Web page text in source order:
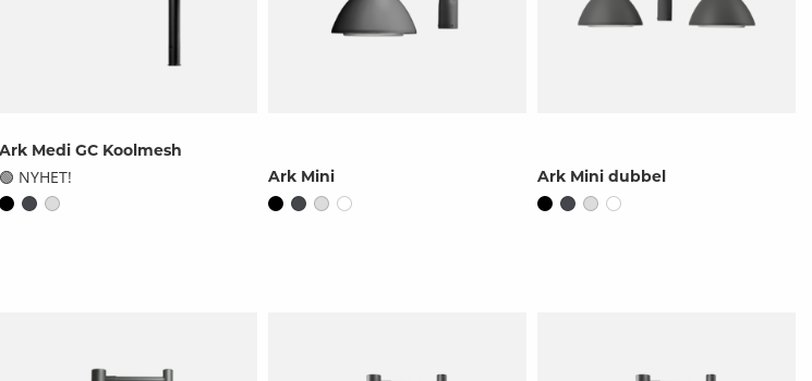
Ark Medi GC Koolmesh
🟢 NYHET! Ark Mini Ark Mini dubbel